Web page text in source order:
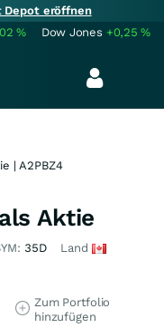
eröffnen
% Dow Jones +0,25%
| A2PBZ4
Aktie
35D Land
Zum Portfolio
hinzufügen